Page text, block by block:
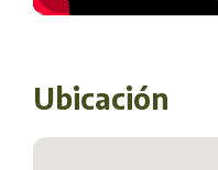
Ubicación